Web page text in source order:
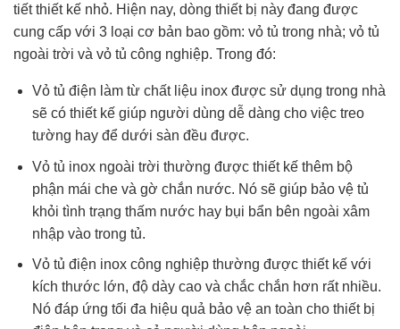
tiết thiết kế nhỏ. Hiện nay, dòng thiết bị này đang được
cung cấp với 3 loại cơ bản bao gồm: vỏ tủ trong nhà; vỏ tủ
ngoài trời và vỏ tủ công nghiệp. Trong đó:
Vỏ tủ điện làm từ chất liệu inox được sử dụng trong nhà
sẽ có thiết kế giúp người dùng dễ dàng cho việc treo
tường hay để dưới sàn đều được.
Vỏ tủ inox ngoài trời thường được thiết kế thêm bộ
phận mái che và gờ chắn nước. Nó sẽ giúp bảo vệ tủ
khỏi tình trạng thấm nước hay bụi bẩn bên ngoài xâm
nhập vào trong tủ.
Vỏ tủ điện inox công nghiệp thường được thiết kế với
kích thước lớn, độ dày cao và chắc chắn hơn rất nhiều.
Nó đáp ứng tối đa hiệu quả bảo vệ an toàn cho thiết bị